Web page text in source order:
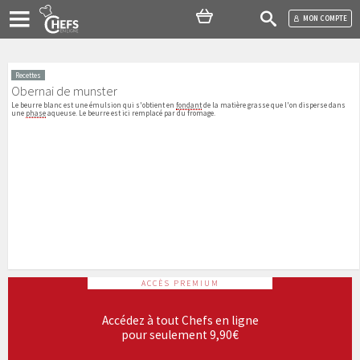
MON COMPTE
Recettes
Obernai de munster
Le beurre blanc est une émulsion qui s'obtient enfondantde la matière grasse que l'on disperse dans
une phaseaqueuse. Le beurre est ici remplacé par du fromage.
ACCÈS PREMIUM
Accédez à tout Chefs en ligne
pour seulement 9,90€